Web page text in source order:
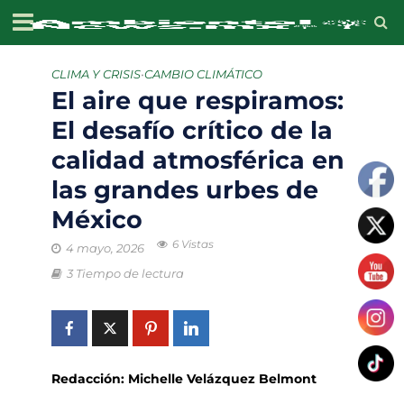
CLIMA Y CRISIS•CAMBIO CLIMÁTICO
El aire que respiramos:
El desafío crítico de la
calidad atmosférica en
las grandes urbes de
México
4 mayo, 2026 6 Vistas
3 Tiempo de lectura
Redacción: Michelle Velázquez Belmont